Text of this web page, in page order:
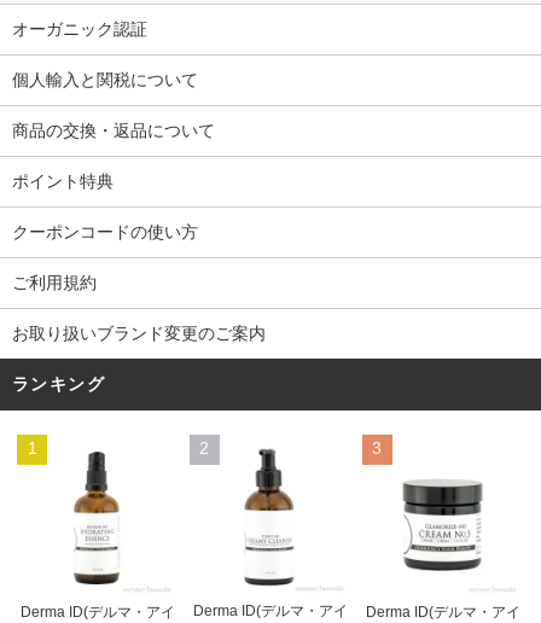
オーガニック認証
個人輸入と関税について
商品の交換・返品について
ポイント特典
クーポンコードの使い方
ご利用規約
お取り扱いブランド変更のご案内
ランキング
1
Derma ID(デルマ・アイ
2
Derma ID(デルマ・アイ
3
Derma ID(デルマ・アイ